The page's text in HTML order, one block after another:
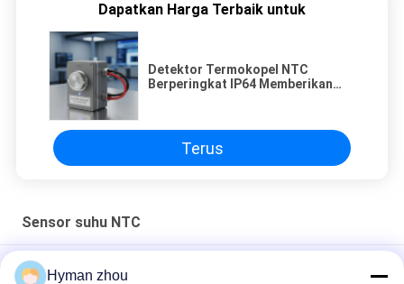
Dapatkan Harga Terbaik untuk
Detektor Termokopel NTC
Berperingkat IP64 Memberikan
Industri
Terus
Sensor suhu NTC
Sensor Suhu NTC Pemanas Air 3950 Dengan Logam Plastik
Hyman zhou